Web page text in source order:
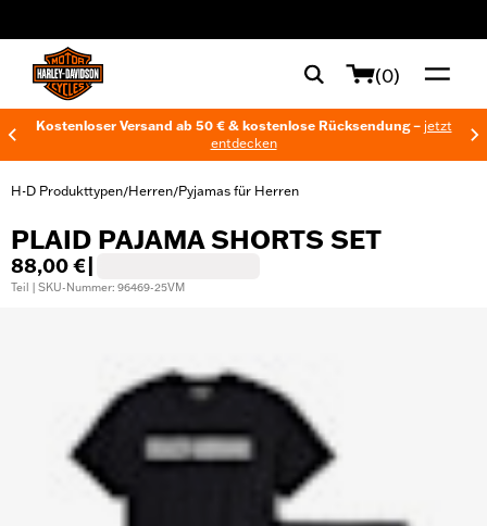
(0)
Kostenloser Versand ab 50 € & kostenlose Rücksendung – jetzt
entdecken
H-D Produkttypen/Herren/Pyjamas für Herren
PLAID PAJAMA SHORTS SET
88,00 €
Teil | SKU-Nummer: 96469-25VM